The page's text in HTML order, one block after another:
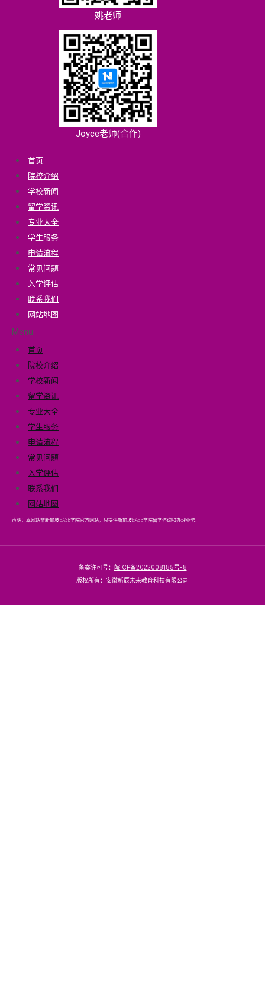
姚老师
Joyce老师(合作)
首页
院校介绍
学校新闻
留学资讯
专业大全
学生服务
申请流程
常见问题
入学评估
联系我们
网站地图
Menu
首页
院校介绍
学校新闻
留学资讯
专业大全
学生服务
申请流程
常见问题
入学评估
联系我们
网站地图
声明：本网站非新加坡EASB学院官方网站，只提供新加坡EASB学院留学咨询和办理业务.
备案许可号： 皖ICP备2022008185号-8
版权所有：安徽新辰未来教育科技有限公司